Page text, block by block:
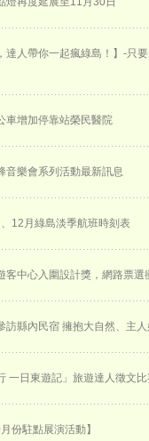
達人帶你一起瘋綠島！】-只
車增加停靠站榮民醫院
音樂會系列活動最新訊息
12月綠島淡季航班時刻表
客中心入圍設計獎，網路票選
訪縣內民宿 擁抱大自然、主
一日東遊記」旅遊達人徵文
份駐點展演活動】